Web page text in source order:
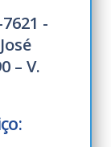
-
– V.